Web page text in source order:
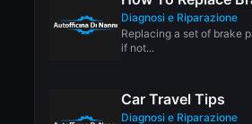
Diagnosi e Riparazione
Replacing a set of brake
if not...
Car Travel Tips
Diagnosi e Riparazione